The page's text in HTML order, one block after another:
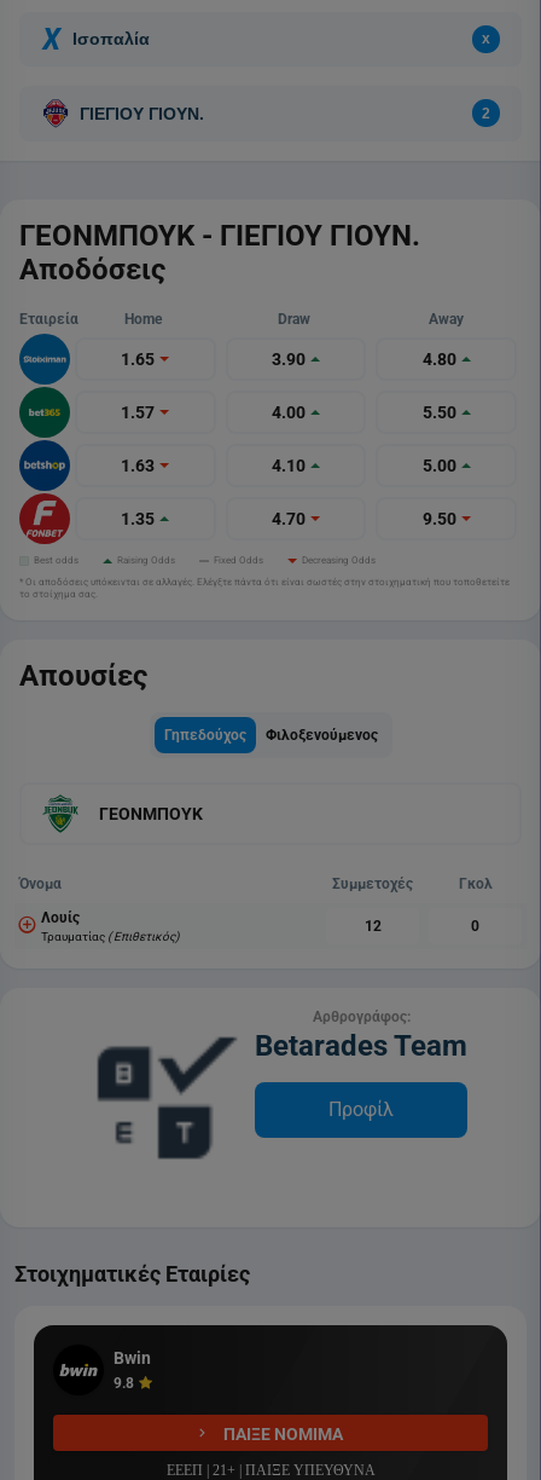
ΓΕΟΝΜΠΟΥΚ - ΓΙΕΓΙΟΥ ΓΙΟΥΝ.
Αποδόσεις
Εταιρεία Home Draw Away
1.65 3.90 4.80
1.57 4.00 5.50
1.63 4.10 5.00
1.35 4.70 9.50
Best odds Raising Odds Fixed Odds
Decreasing Odds
* Οι αποδόσεις υπόκεινται σε αλλαγές. Ελέγξτε πάντα ότι είναι σωστές στην στοιχηματική που τοποθετείτε
το στοίχημα σας.
Απουσίες
Γηπεδούχος Φιλοξενούμενος
ΓΕΟΝΜΠΟΥΚ
Όνομα Συμμετοχές
Γκολ
Λουίς
Τραυματίας ( Επιθετικός)
12 0
Αρθρογράφος:
Betarades Team
Προφίλ
Στοιχηματικές Εταιρίες
Bwin
9.8
ΠΑΙΞΕ ΝΟΜΙΜΑ
ΕΕΕΠ | 21+ | ΠΑΙΞΕ ΥΠΕΥΘΥΝΑ